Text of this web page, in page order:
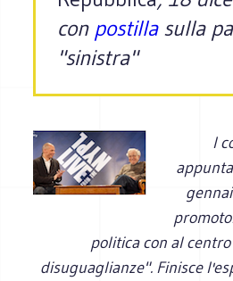
con postillasulla
"sinistra"
l
politica con al
disuguaglianze". Finisce